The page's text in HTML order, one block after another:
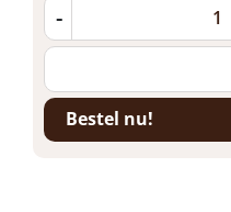
-
Bestel nu!